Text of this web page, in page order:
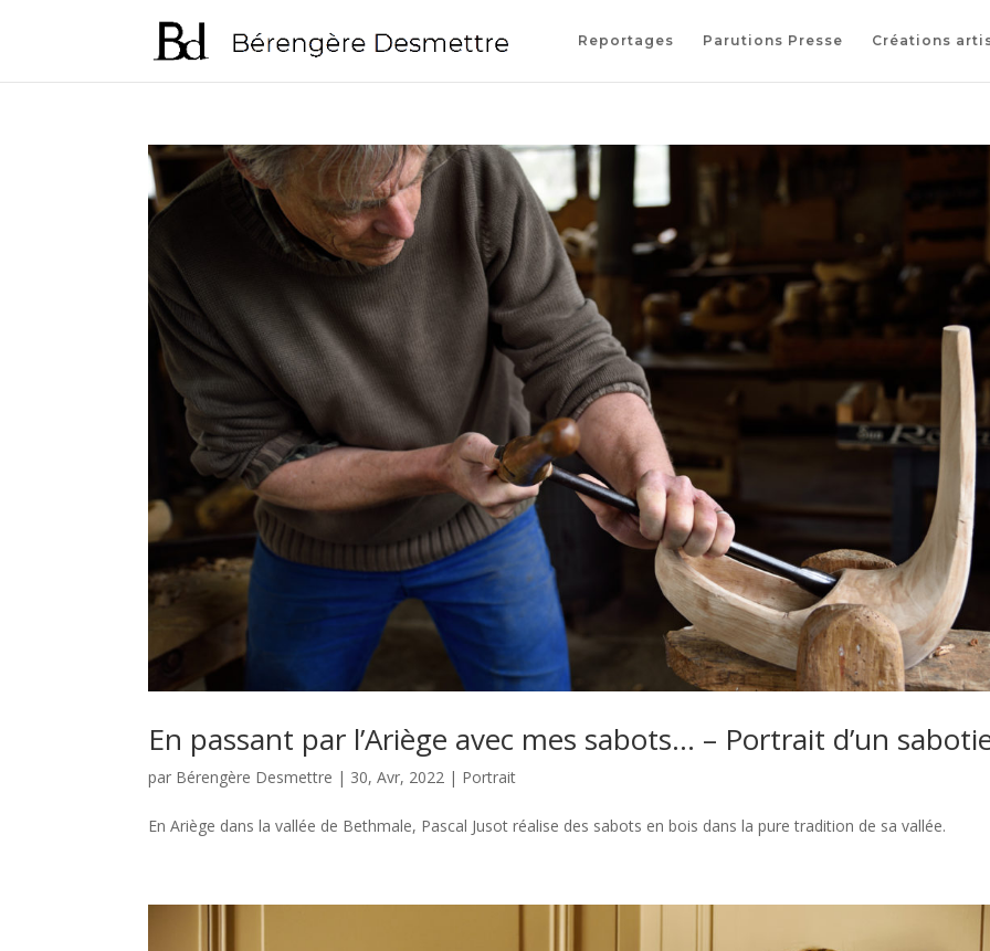
Reportages Parutions Presse Créations
En passant par l’Ariège avec mes sabots… – Portrait d’un
par Bérengère Desmettre | 30, Avr, 2022 | Portrait
En Ariège dans la vallée de Bethmale, Pascal Jusot réalise des sabots en bois dans la pure tradition de sa vallée.